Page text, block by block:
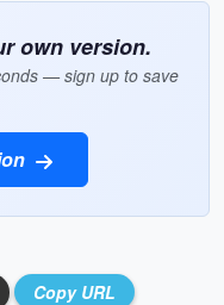
own version.
— sign up to save
Copy URL